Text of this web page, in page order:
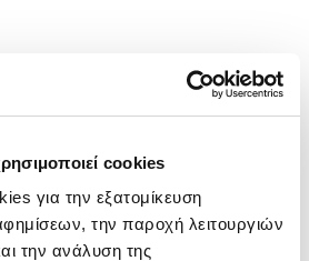
cookies
για την εξατομίκευση
την παροχή λειτουργιών
την ανάλυση της